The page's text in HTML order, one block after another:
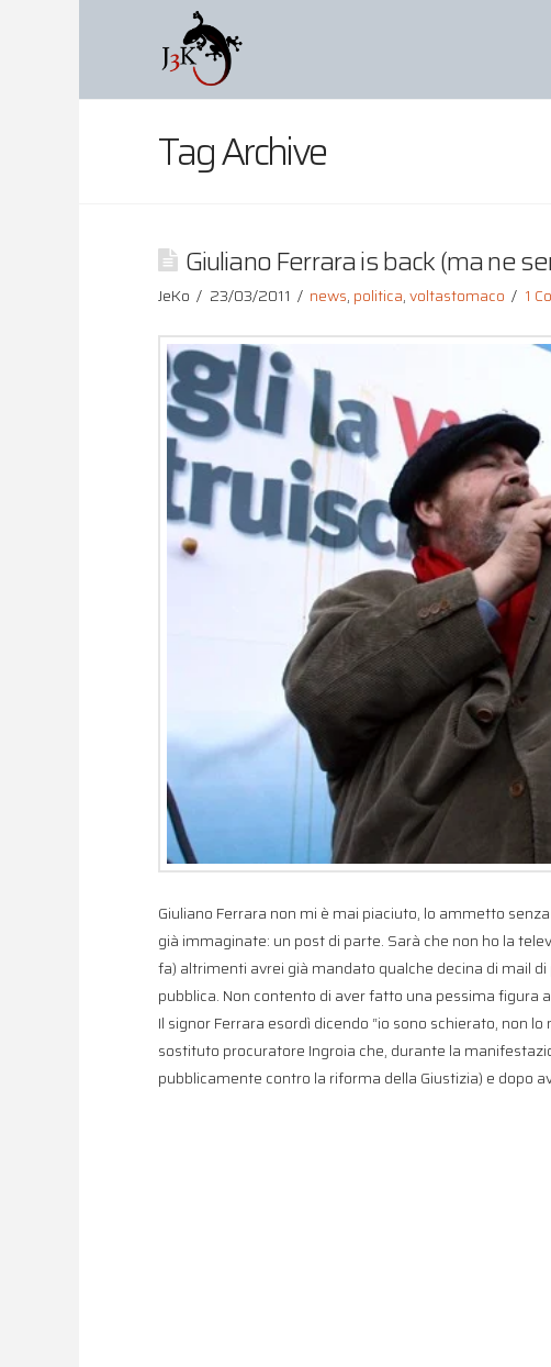
Tag Archive
Giuliano Ferrara is back (ma ne
JeKo 23/03/2011 news, politica,voltastomaco 1
Giuliano Ferrara non mi è mai piaciuto, lo ammetto
già immaginate: un post di parte. Sarà che non ho la
fa) altrimenti avrei già mandato qualche decina di mail
pubblica. Non contento di aver fatto una pessima figura
Il signor Ferrara esordì dicendo “io sono schierato, non
sostituto procuratore Ingroia che, durante la
pubblicamente contro la riforma della Giustizia) e dopo